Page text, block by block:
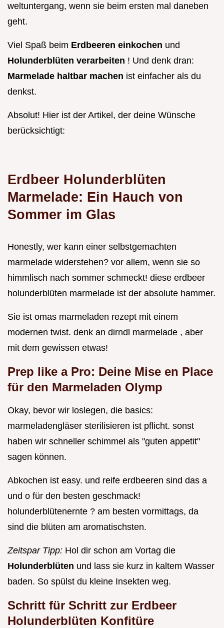
weltuntergang, wenn sie beim ersten mal daneben
geht.
Viel Spaß beim Erdbeeren einkochen und
Holunderblüten verarbeiten ! Und denk dran:
Marmelade haltbar machen ist einfacher als du
denkst.
Absolut! Hier ist der Artikel, der deine Wünsche
berücksichtigt:
Erdbeer Holunderblüten
Marmelade: Ein Hauch von
Sommer im Glas
Honestly, wer kann einer selbstgemachten
marmelade widerstehen? vor allem, wenn sie so
himmlisch nach sommer schmeckt! diese erdbeer
holunderblüten marmelade ist der absolute hammer.
Sie ist omas marmeladen rezept mit einem
modernen twist. denk an dirndl marmelade , aber
mit dem gewissen etwas!
Prep like a Pro: Deine Mise en Place
für den Marmeladen Olymp
Okay, bevor wir loslegen, die basics:
marmeladengläser sterilisieren ist pflicht. sonst
haben wir schneller schimmel als "guten appetit"
sagen können.
Abkochen ist easy. und reife erdbeeren sind das a
und o für den besten geschmack!
holunderblütenernte ? am besten vormittags, da
sind die blüten am aromatischsten.
Zeitspar Tipp: Hol dir schon am Vortag die
Holunderblüten und lass sie kurz in kaltem Wasser
baden. So spülst du kleine Insekten weg.
Schritt für Schritt zur Erdbeer
Holunderblüten Konfitüre